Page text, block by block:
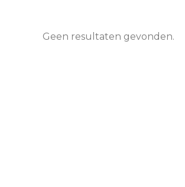
Geen resultaten gevonden.